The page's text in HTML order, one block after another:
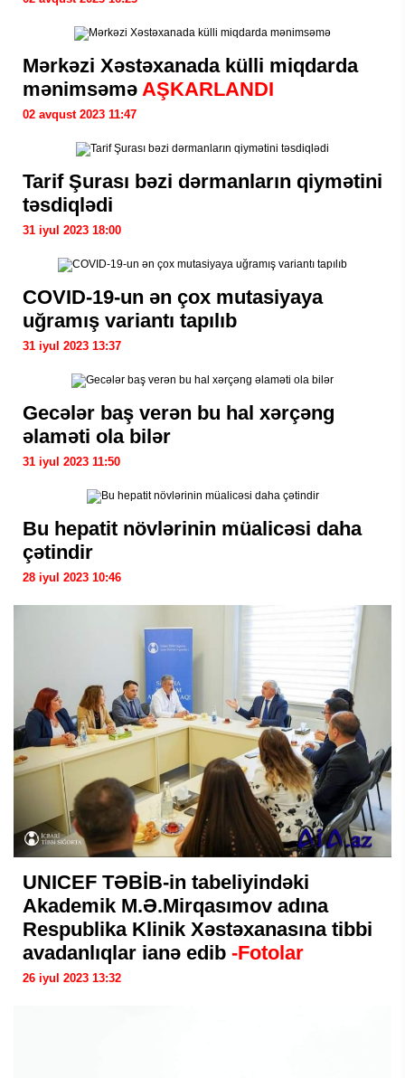
Mərkəzi Xəstəxanada külli miqdarda
mənimsəmə AŞKARLANDI
02 avqust 2023 11:47
Tarif Şurası bəzi dərmanların qiymətini
təsdiqlədi
31 iyul 2023 18:00
COVID-19-un ən çox mutasiyaya
uğramış variantı tapılıb
31 iyul 2023 13:37
Gecələr baş verən bu hal xərçəng
əlaməti ola bilər
31 iyul 2023 11:50
Bu hepatit növlərinin müalicəsi daha
çətindir
28 iyul 2023 10:46
UNICEF TƏBİB-in tabeliyindəki
Akademik M.Ə.Mirqasımov adına
Respublika Klinik Xəstəxanasına tibbi
avadanlıqlar ianə edib -Fotolar
26 iyul 2023 13:32